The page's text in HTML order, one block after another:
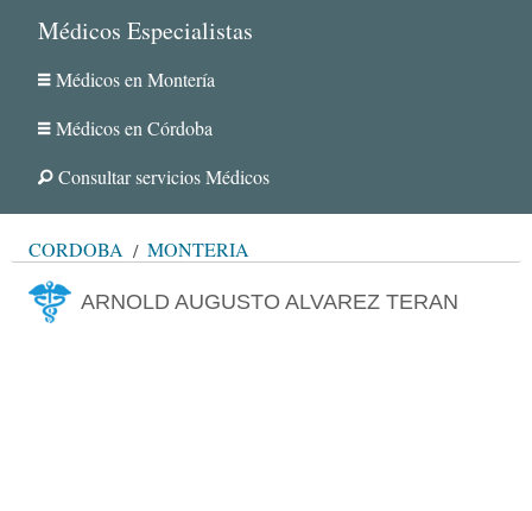
Médicos Especialistas
Médicos en Montería
Médicos en Córdoba
Consultar servicios Médicos
CÓRDOBA MONTERÍA
ARNOLD AUGUSTO ALVAREZ TERAN